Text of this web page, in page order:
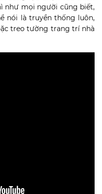
như mọi người cũng biết,
nói là truyền thống luôn,
treo tường trang trí nhà